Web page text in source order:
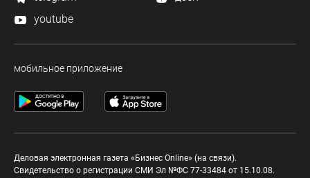
youtube
мобильное приложение
Деловая электронная газета «Бизнес Online» (на связи).
Свидетельство о регистрации СМИ Эл №ФС 77-33484 от 15.10.08.